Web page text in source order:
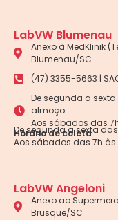
LabVW Blumenau
Anexo à MedKlinik
Blumenau/SC
(47) 3355-5663 |
De segunda a
almoço.
Aos sábados das 7h
Horário de coleta
De segunda a sexta
Aos sábados das 7h às
LabVW Angeloni
Anexo ao
Brusque/SC